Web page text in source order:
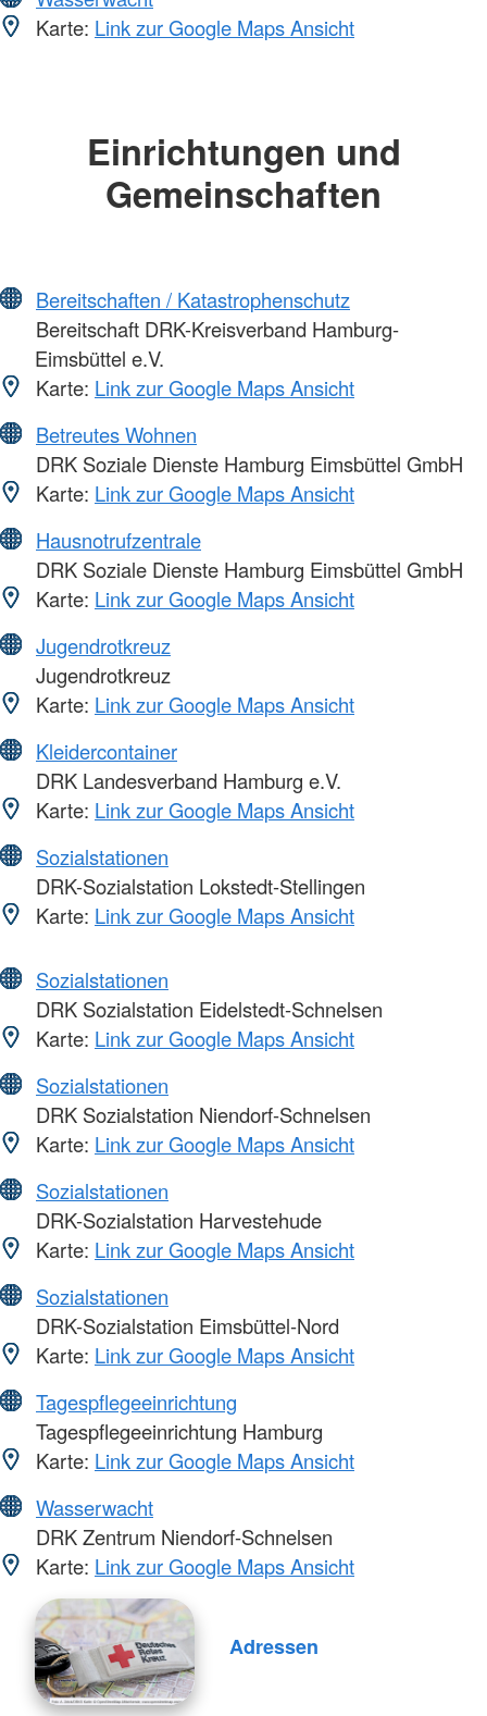
Karte: Link zur Google Maps Ansicht
Einrichtungen und
Gemeinschaften
Bereitschaften / Katastrophenschutz
Bereitschaft DRK-Kreisverband Hamburg-
Eimsbüttel e.V.
Karte: Link zur Google Maps Ansicht
Betreutes Wohnen
DRK Soziale Dienste Hamburg Eimsbüttel GmbH
Karte: Link zur Google Maps Ansicht
Hausnotrufzentrale
DRK Soziale Dienste Hamburg Eimsbüttel GmbH
Karte: Link zur Google Maps Ansicht
Jugendrotkreuz
Jugendrotkreuz
Karte: Link zur Google Maps Ansicht
Kleidercontainer
DRK Landesverband Hamburg e.V.
Karte: Link zur Google Maps Ansicht
Sozialstationen
DRK-Sozialstation Lokstedt-Stellingen
Karte: Link zur Google Maps Ansicht
Sozialstationen
DRK Sozialstation Eidelstedt-Schnelsen
Karte: Link zur Google Maps Ansicht
Sozialstationen
DRK Sozialstation Niendorf-Schnelsen
Karte: Link zur Google Maps Ansicht
Sozialstationen
DRK-Sozialstation Harvestehude
Karte: Link zur Google Maps Ansicht
Sozialstationen
DRK-Sozialstation Eimsbüttel-Nord
Karte: Link zur Google Maps Ansicht
Tagespflegeeinrichtung
Tagespflegeeinrichtung Hamburg
Karte: Link zur Google Maps Ansicht
Wasserwacht
DRK Zentrum Niendorf-Schnelsen
Karte: Link zur Google Maps Ansicht
Adressen